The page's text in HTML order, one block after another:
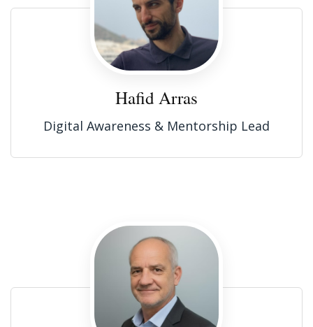
Hafid Arras
Digital Awareness & Mentorship Lead